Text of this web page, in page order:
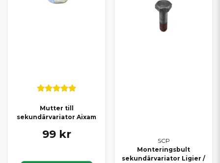
Mutter till
sekundärvariator Aixam
99 kr
SCP
Monteringsbult
sekundärvariator Ligier /